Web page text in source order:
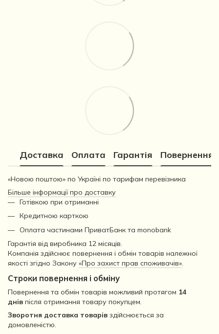
Доставка Оплата Гарантія Повернення
«Новою поштою» по Україні по тарифам перевізника
Більше інформації про доставку
Готівкою при отриманні
Кредитною карткою
Оплата частинами ПриватБанк та monobank
Гарантія від виробника 12 місяців.
Компанія здійснює повернення і обмін товарів належної
якості згідно Закону «Про захист прав споживачів».
Строки повернення і обміну
Повернення та обмін товарів можливий протягом 14
днів після отримання товару покупцем.
Зворотня доставка товарів здійснюється за
домовленістю.